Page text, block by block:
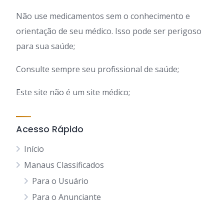
Não use medicamentos sem o conhecimento e
orientação de seu médico. Isso pode ser perigoso
para sua saúde;
Consulte sempre seu profissional de saúde;
Este site não é um site médico;
Acesso Rápido
Início
Manaus Classificados
Para o Usuário
Para o Anunciante